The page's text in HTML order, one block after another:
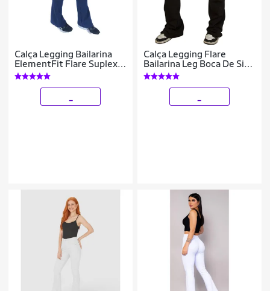
Calça Legging Bailarina
ElementFit Flare Suplex
Cós Cintura Alta Feminina
Calça Legging Flare
Bailarina Leg Boca De Sino
Cintura Alta